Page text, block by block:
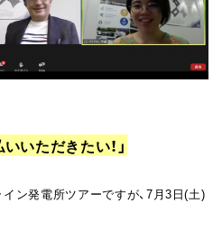
いただきたい！」
ン発電所ツアーですが、7月3日(土)